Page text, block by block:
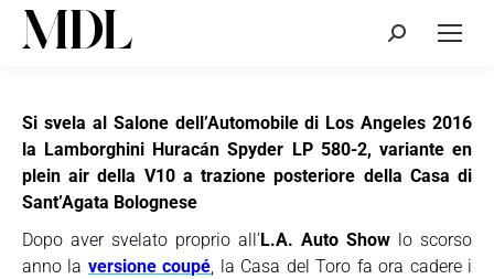
Cerca:
Si svela al Salone dell’Automobile di Los Angeles 2016
la Lamborghini Huracán Spyder LP 580-2, variante en
plein air della V10 a trazione posteriore della Casa di
Sant’Agata Bolognese
Dopo aver svelato proprio all’L.A. Auto Show lo scorso
anno la versione coupé, la Casa del Toro fa ora cadere i